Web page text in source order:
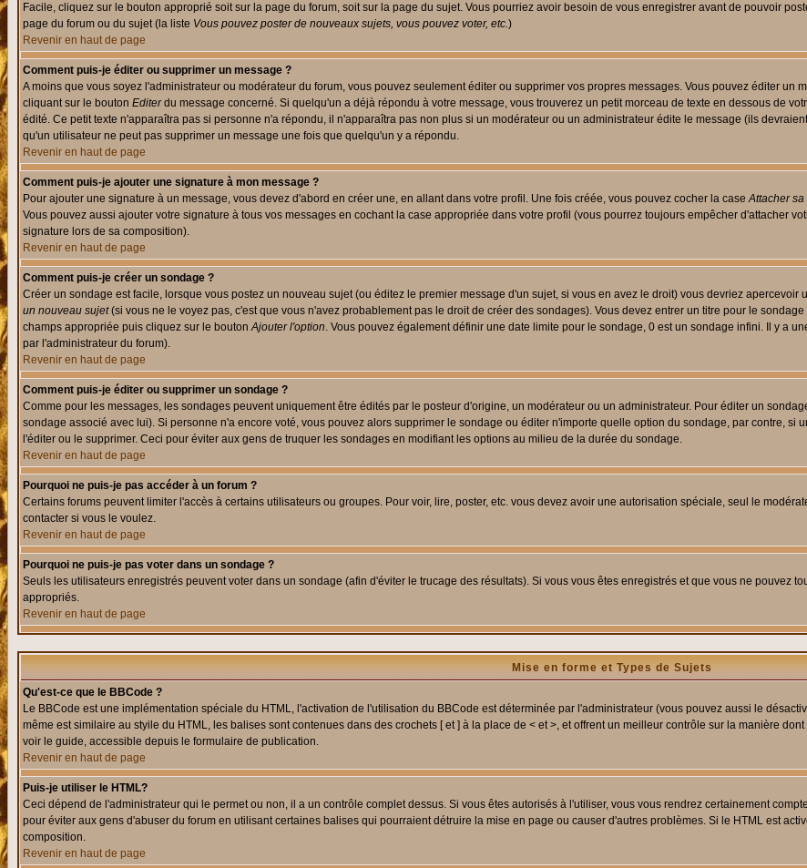
Facile, cliquez sur le bouton approprié soit sur la page du forum, soit sur la page du sujet. Vous pourriez avoir besoin de vous enregistrer avant de pouvoir
page du forum ou du sujet (la liste Vous pouvez poster de nouveaux sujets, vous pouvez voter, etc.)
Revenir en haut de page
Comment puis-je éditer ou supprimer un message ?
A moins que vous soyez l'administrateur ou modérateur du forum, vous pouvez seulement éditer ou supprimer vos propres messages. Vous pouvez éditer un
cliquant sur le bouton Editerdu message concerné. Si quelqu'un a déjà répondu à votre message, vous trouverez un petit morceau de texte en dessous de
édité. Ce petit texte n'apparaîtra pas si personne n'a répondu, il n'apparaîtra pas non plus si un modérateur ou un administrateur édite le message (ils
qu'un utilisateur ne peut pas supprimer un message une fois que quelqu'un y a répondu.
Revenir en haut de page
Comment puis-je ajouter une signature à mon message ?
Pour ajouter une signature à un message, vous devez d'abord en créer une, en allant dans votre profil. Une fois créée, vous pouvez cocher la caseAttacher
Vous pouvez aussi ajouter votre signature à tous vos messages en cochant la case appropriée dans votre profil (vous pourrez toujours empêcher d'attacher
signature lors de sa composition).
Revenir en haut de page
Comment puis-je créer un sondage ?
Créer un sondage est facile, lorsque vous postez un nouveau sujet (ou éditez le premier message d'un sujet, si vous en avez le droit) vous devriez apercevoir
un nouveau sujet(si vous ne le voyez pas, c'est que vous n'avez probablement pas le droit de créer des sondages). Vous devez entrer un titre pour le
champs appropriée puis cliquez sur le boutonAjouter l'option. Vous pouvez également définir une date limite pour le sondage, 0 est un sondage infini. Il y a
par l'administrateur du forum).
Revenir en haut de page
Comment puis-je éditer ou supprimer un sondage ?
Comme pour les messages, les sondages peuvent uniquement être édités par le posteur d'origine, un modérateur ou un administrateur. Pour éditer un
sondage associé avec lui). Si personne n'a encore voté, vous pouvez alors supprimer le sondage ou éditer n'importe quelle option du sondage, par contre, si
l'éditer ou le supprimer. Ceci pour éviter aux gens de truquer les sondages en modifiant les options au milieu de la durée du sondage.
Revenir en haut de page
Pourquoi ne puis-je pas accéder à un forum ?
Certains forums peuvent limiter l'accès à certains utilisateurs ou groupes. Pour voir, lire, poster, etc. vous devez avoir une autorisation spéciale, seul le
contacter si vous le voulez.
Revenir en haut de page
Pourquoi ne puis-je pas voter dans un sondage ?
Seuls les utilisateurs enregistrés peuvent voter dans un sondage (afin d'éviter le trucage des résultats). Si vous vous êtes enregistrés et que vous ne pouvez
appropriés.
Revenir en haut de page
Mise en forme et Types de Sujets
Qu'est-ce que le BBCode ?
Le BBCode est une implémentation spéciale du HTML, l'activation de l'utilisation du BBCode est déterminée par l'administrateur (vous pouvez aussi le
même est similaire au styile du HTML, les balises sont contenues dans des crochets [ et ] à la place de < et >, et offrent un meilleur contrôle sur la manière
voir le guide, accessible depuis le formulaire de publication.
Revenir en haut de page
Puis-je utiliser le HTML?
Ceci dépend de l'administrateur qui le permet ou non, il a un contrôle complet dessus. Si vous êtes autorisés à l'utiliser, vous vous rendrez certainement
pour éviter aux gens d'abuser du forum en utilisant certaines balises qui pourraient détruire la mise en page ou causer d'autres problèmes. Si le HTML est
composition.
Revenir en haut de page